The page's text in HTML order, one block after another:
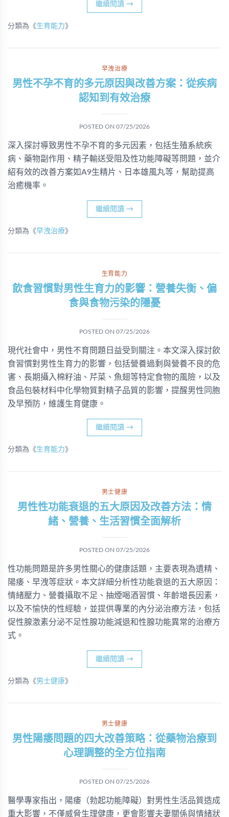
繼續閱讀 →
分類為《生育能力》
早洩治療
男性不孕不育的多元原因與改善方案：從疾病
認知到有效治療
POSTED ON 07/25/2026
深入探討導致男性不孕不育的多元因素，包括生殖系統疾
病、藥物副作用、精子輸送受阻及性功能障礙等問題，並介
紹有效的改善方案如A9生精片、日本雄風丸等，幫助提高
治癒機率。
繼續閱讀 →
分類為《早洩治療》
生育能力
飲食習慣對男性生育力的影響：營養失衡、偏
食與食物污染的隱憂
POSTED ON 07/25/2026
現代社會中，男性不育問題日益受到關注。本文深入探討飲
食習慣對男性生育力的影響，包括營養過剩與營養不良的危
害、長期攝入棉籽油、芹菜、魚翅等特定食物的風險，以及
食品包裝材料中化學物質對精子品質的影響，提醒男性同胞
及早預防，維護生育健康。
繼續閱讀 →
分類為《生育能力》
男士健康
男性性功能衰退的五大原因及改善方法：情
緒、營養、生活習慣全面解析
POSTED ON 07/25/2026
性功能問題是許多男性關心的健康話題，主要表現為遺精、
陽痿、早洩等症狀。本文詳細分析性功能衰退的五大原因：
情緒壓力、營養攝取不足、抽煙喝酒習慣、年齡增長因素，
以及不愉快的性經驗，並提供專業的內分泌治療方法，包括
促性腺激素分泌不足性腺功能減退和性腺功能異常的治療方
式。
繼續閱讀 →
分類為《男士健康》
男士健康
男性陽痿問題的四大改善策略：從藥物治療到
心理調整的全方位指南
POSTED ON 07/25/2026
醫學專家指出，陽痿（勃起功能障礙）對男性生活品質造成
重大影響，不僅威脅生理健康，更會影響夫妻關係與情緒狀